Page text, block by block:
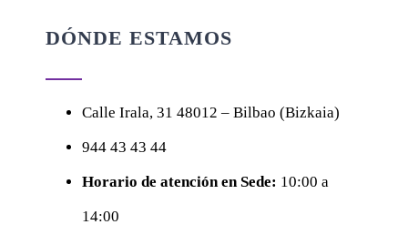
DÓNDE ESTAMOS
Calle Irala, 31 48012 – Bilbao (Bizkaia)
944 43 43 44
Horario de atención en Sede: 10:00 a
14:00